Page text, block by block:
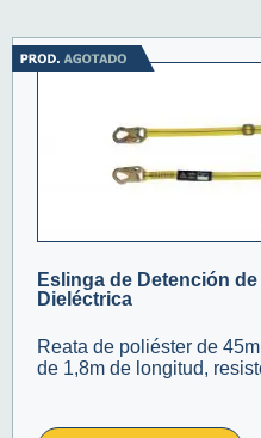
Eslinga de Detención
Dieléctrica
Reata de poliéster de
de 1,8m de longitud,